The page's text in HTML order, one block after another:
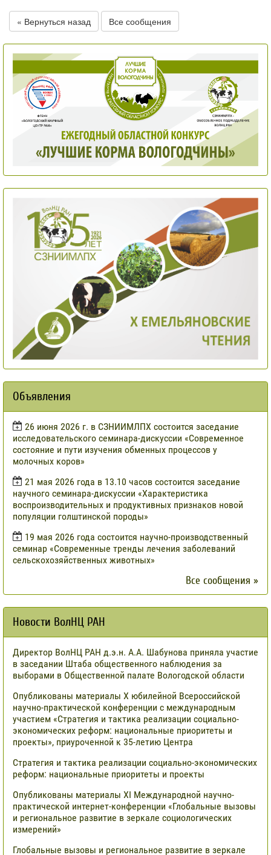
« Вернуться назад Все сообщения
Объявления
​26 июня 2026 г. в СЗНИИМЛПХ состоится заседание
исследовательского семинара-дискуссии «Современное
состояние и пути изучения обменных процессов у
молочных коров»
21 мая 2026 года в 13.10 часов состоится заседание
научного семинара-дискуссии «Характеристика
воспроизводительных и продуктивных признаков новой
популяции голштинской породы»
19 мая 2026 года состоится научно-производственный
семинар «Современные тренды лечения заболеваний
сельскохозяйственных животных»
Все сообщения »
Новости ВолНЦ РАН
Директор ВолНЦ РАН д.э.н. А.А. Шабунова приняла участие
в заседании Штаба общественного наблюдения за
выборами в Общественной палате Вологодской области
Опубликованы материалы X юбилейной Всероссийской
научно-практической конференции с международным
участием «Стратегия и тактика реализации социально-
экономических реформ: национальные приоритеты и
проекты», приуроченной к 35-летию Центра
Стратегия и тактика реализации социально-экономических
реформ: национальные приоритеты и проекты
Опубликованы материалы XI Международной научно-
практической интернет-конференции «Глобальные вызовы
и региональное развитие в зеркале социологических
измерений»
Глобальные вызовы и региональное развитие в зеркале